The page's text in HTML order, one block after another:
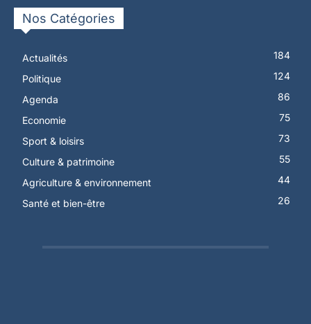
Nos Catégories
Actualités
184
Politique
124
Agenda
86
Economie
75
Sport & loisirs
73
Culture & patrimoine
55
Agriculture & environnement
44
Santé et bien-être
26